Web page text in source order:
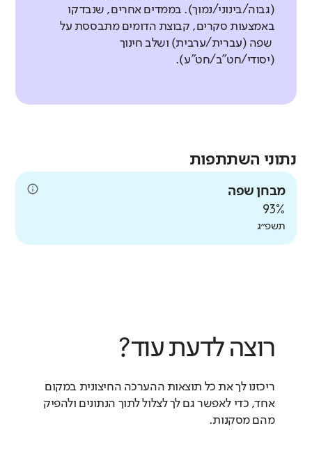
(גבוה/בינוני/נמוך). בממדים אחרים, שנבדקו
באמצעות סקרים, קבוצת הדומים מתבססת על
שפה (עברית/ערבית) ושלב חינוך
(יסודי/חט"ב/חט"ע).
נתוני השתתפות
מבחן שפה
93%
תשפ״ג
רוצה לדעת עוד?
ריכזנו לך את כל תוצאות ההערכה החיצונית במקום
אחד, כדי לאפשר גם לך לצלול לתוך הנתונים ולהפיק
מהם מסקנות.